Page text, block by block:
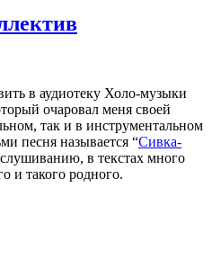
в аудиотеку Холо-музыки
очаровал меня своей
так и в инструментальном
песня называется “Сивка-
в текстах много
и такого родного.